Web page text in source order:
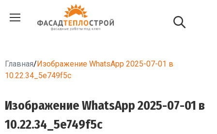
Главная/Изображение WhatsApp 2025-07-01 в
10.22.34_5e749f5c
Изображение WhatsApp 2025-07-01 в
10.22.34_5e749f5c